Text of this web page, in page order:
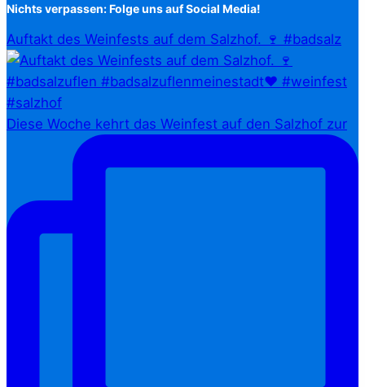
Nichts verpassen: Folge uns auf Social Media!
Auftakt des Weinfests auf dem Salzhof. 🍷 #badsalz
Diese Woche kehrt das Weinfest auf den Salzhof zur